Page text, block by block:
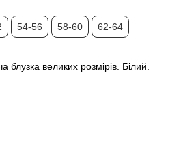
54-56 58-60 62-64